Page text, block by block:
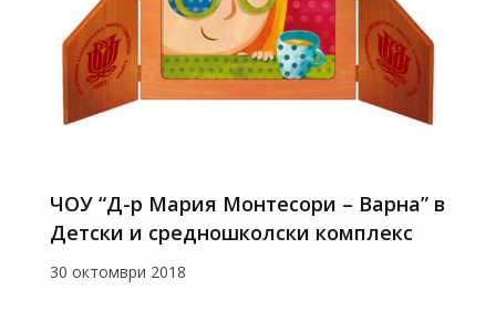
ЧОУ “Д-р Мария Монтесори – Варна” в
Детски и средношколски комплекс
30 октомври 2018